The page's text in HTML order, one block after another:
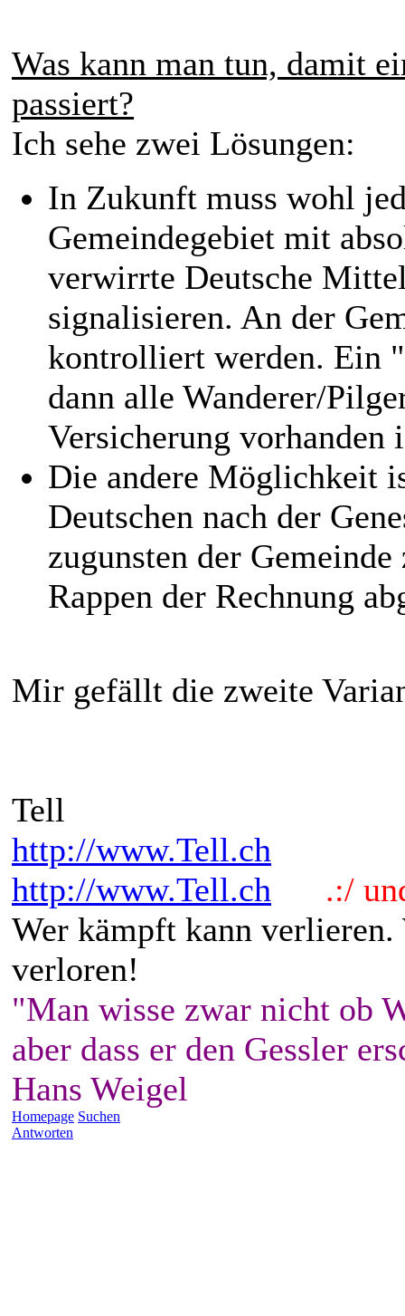
Was kann man tun, damit
passiert?
Ich sehe zwei Lösungen:
In Zukunft muss wohl
Gemeindegebiet mit
verwirrte Deutsche
signalisieren. An der
kontrolliert werden. Ein
dann alle Wanderer/
Versicherung vorhanden
Die andere Möglichkeit
Deutschen nach der
zugunsten der
Rappen der Rechnung
Mir gefällt die zweite
Tell
http://www.Tell.ch
http://www.Tell.ch
.:/
Wer kämpft kann
verloren!
"Man wisse zwar nicht ob
aber dass er den Gessler
Hans Weigel
Homepage Suchen
Antworten